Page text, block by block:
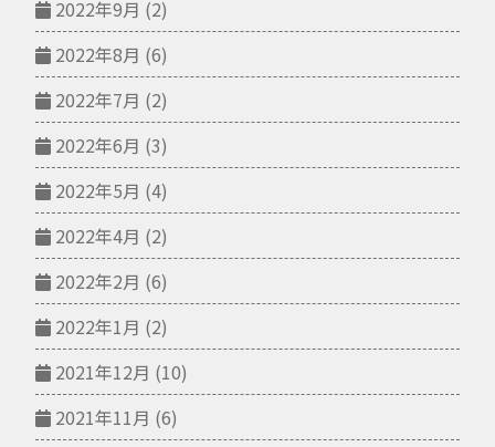
2022年9月 (2)
2022年8月 (6)
2022年7月 (2)
2022年6月 (3)
2022年5月 (4)
2022年4月 (2)
2022年2月 (6)
2022年1月 (2)
2021年12月 (10)
2021年11月 (6)